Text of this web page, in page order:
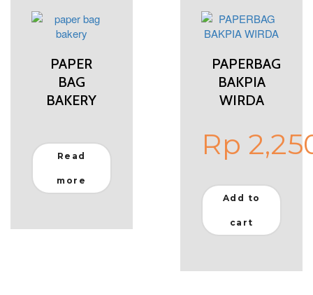
PAPER
BAG
BAKERY
Read
more
PAPERBAG
BAKPIA
WIRDA
Rp
Add to
cart